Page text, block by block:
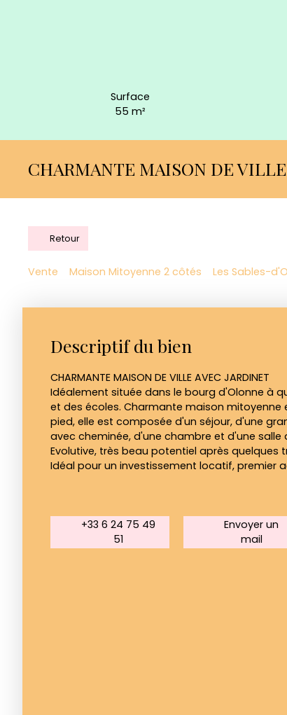
Surface
55m²
CHARMANTE MAISON DE
Retour
Vente Maison Mitoyenne 2 côtés Les Sables-
Descriptif du bien
CHARMANTE MAISON DE VILLE AVEC JARDINET
Idéalement située dans le bourg d'Olonne à
et des écoles. Charmante maison mitoyenne
pied, elle est composée d'un séjour, d'une
avec cheminée, d'une chambre et d'une salle
Evolutive, très beau potentiel après quelques
Idéal pour un investissement locatif, premier
+33 6 24 75 49
51
Envoyer un
mail